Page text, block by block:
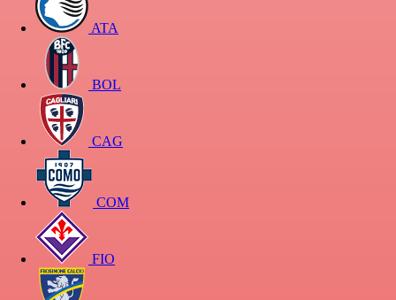
ATA
BOL
CAG
COM
FIO